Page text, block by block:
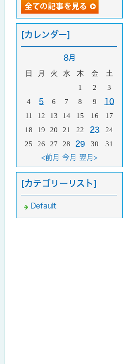
[カレンダー]
8月
日 月 火 水 木 金
土
1
2
3
4
5 6 7 8 9 10
11 12 13 14 15 16
17
18
19 20 21 22 23
24
25
26 27 28 29 30 31
<前月 今月 翌月>
[カテゴリーリスト]
Default